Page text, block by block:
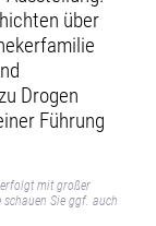
über
Drogen
Führung
erfolgt mit großer
Sie ggf. auch